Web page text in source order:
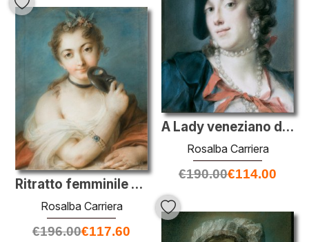
A Lady veneziano dalla Casa di Barbarigo (Caterina Sagredo Barba
Rosalba Carriera
€190.00€114.00
Ritratto femminile con maschera
Rosalba Carriera
€196.00€117.60